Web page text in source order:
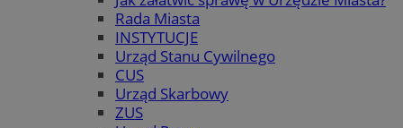
Rada Miasta
INSTYTUCJE
Urząd Stanu Cywilnego
CUS
Urząd Skarbowy
ZUS